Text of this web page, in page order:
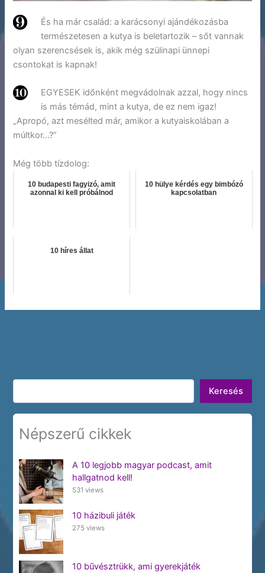
És ha már család: a karácsonyi ajándékozásba
természetesen a kutya is beletartozik – sőt vannak
olyan szerencsések is, akik még szülinapi ünnepi
csontokat is kapnak!
EGYESEK időnként megvádolnak azzal, hogy nincs
is más témád, mint a kutya, de ez nem igaz!
„Apropó, azt mesélted már, amikor a kutyaiskolában a
múltkor…?”
Még több tízdolog:
10 budapesti fagyizó, amit
azonnal ki kell próbálnod
10 hülye kérdés egy bimbózó
kapcsolatban
10 híres állat
Keresés
Keresés
Népszerű cikkek
A 10 legjobb magyar podcast, amit
hallgatnod kell!
531 views
10 házibuli játék
275 views
10 bűvésztrükk, ami gyerekjáték